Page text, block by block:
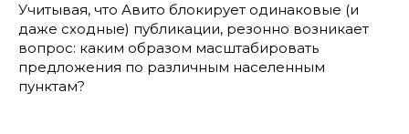
Учитывая, что Авито блокирует одинаковые (и
даже сходные) публикации, резонно возникает
вопрос: каким образом масштабировать
предложения по различным населенным
пунктам?